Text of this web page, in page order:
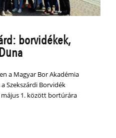
borvidékek,
a Magyar Bor Akadémia
Szekszárdi Borvidék
május 1. között bortúrára